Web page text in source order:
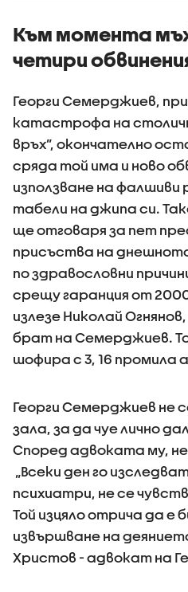
Към момента
четири
Георги Семерджиев,
катастрофа на
връх”, окончателно
сряда той има и ново
използване на фалшиви
табели на джипа си.
ще отговаря за пет
присъства на
по здравословни
срещу гаранция от
излезе Николай
брат на Семерджиев.
шофира с 3, 16 промила
Георги Семерджиев не
зала, за да чуе лично
Според адвоката му,
„Всеки ден го
психиатри, не се
Той изцяло отрича да е
извършване на
Христов - адвокат на